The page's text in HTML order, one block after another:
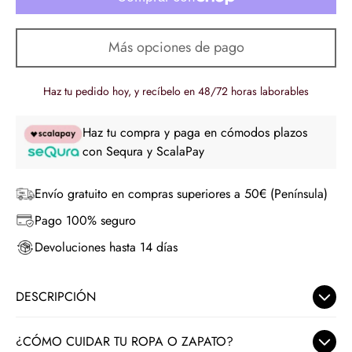
Más opciones de pago
Haz tu pedido hoy, y recíbelo en 48/72 horas laborables
Haz tu compra y paga en cómodos plazos
con Sequra y ScalaPay
Envío gratuito en compras superiores a 50€ (Península)
Pago 100% seguro
Devoluciones hasta 14 días
DESCRIPCIÓN
Pantalón marrón de mujer
¿CÓMO CUIDAR TU ROPA O ZAPATO?